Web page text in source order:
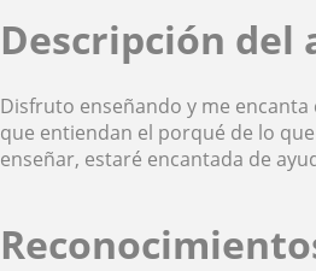
Descripción del
Disfruto enseñando y me
que entiendan el porqué de lo
enseñar, estaré encantada de